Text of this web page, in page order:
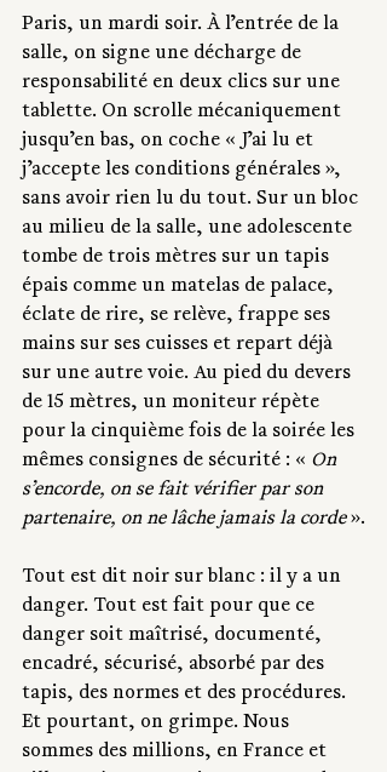
Paris, un mardi soir. À l’entrée de la
salle, on signe une décharge de
responsabilité en deux clics sur une
tablette. On scrolle mécaniquement
jusqu’en bas, on coche « J’ai lu et
j’accepte les conditions générales »,
sans avoir rien lu du tout. Sur un bloc
au milieu de la salle, une adolescente
tombe de trois mètres sur un tapis
épais comme un matelas de palace,
éclate de rire, se relève, frappe ses
mains sur ses cuisses et repart déjà
sur une autre voie. Au pied du devers
de 15 mètres, un moniteur répète
pour la cinquième fois de la soirée les
mêmes consignes de sécurité : « On
s’encorde, on se fait vérifier par son
partenaire, on ne lâche jamais la corde ».
Tout est dit noir sur blanc : il y a un
danger. Tout est fait pour que ce
danger soit maîtrisé, documenté,
encadré, sécurisé, absorbé par des
tapis, des normes et des procédures.
Et pourtant, on grimpe. Nous
sommes des millions, en France et